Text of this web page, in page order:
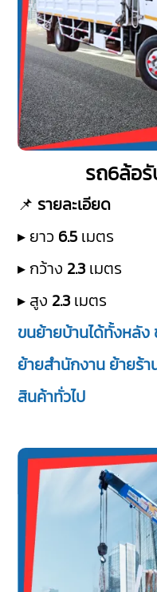
รถ6ล้อ
📌 รายละเอียด
▸ ยาว 6.5 เมตร
▸ กว้าง 2.3 เมตร
▸ สูง 2.3 เมตร
ขนย้ายบ้านได้ทั้งหลัง
ย้ายสำนักงาน ย้ายร้
สินค้าทั่วไป